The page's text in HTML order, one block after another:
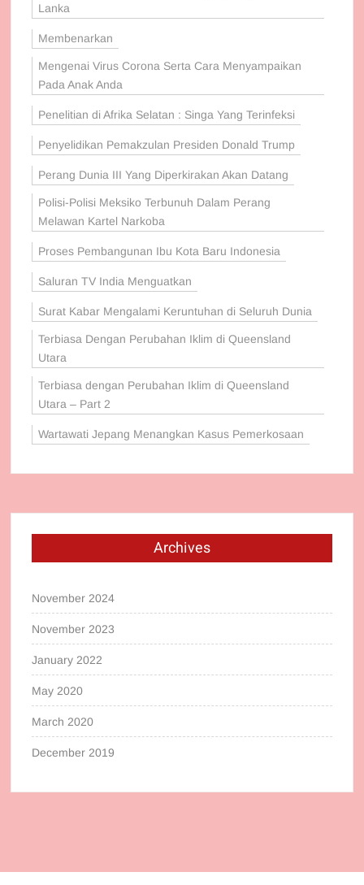
Lanka
Membenarkan
Mengenai Virus Corona Serta Cara Menyampaikan
Pada Anak Anda
Penelitian di Afrika Selatan : Singa Yang Terinfeksi
Penyelidikan Pemakzulan Presiden Donald Trump
Perang Dunia III Yang Diperkirakan Akan Datang
Polisi-Polisi Meksiko Terbunuh Dalam Perang
Melawan Kartel Narkoba
Proses Pembangunan Ibu Kota Baru Indonesia
Saluran TV India Menguatkan
Surat Kabar Mengalami Keruntuhan di Seluruh Dunia
Terbiasa Dengan Perubahan Iklim di Queensland
Utara
Terbiasa dengan Perubahan Iklim di Queensland
Utara – Part 2
Wartawati Jepang Menangkan Kasus Pemerkosaan
Archives
November 2024
November 2023
January 2022
May 2020
March 2020
December 2019